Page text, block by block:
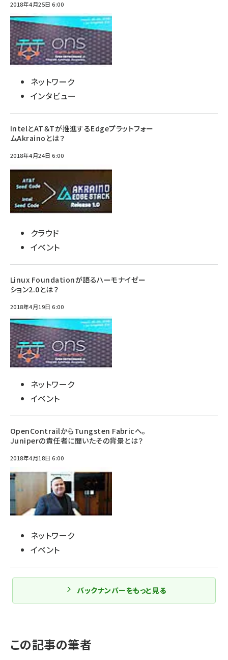
2018年4月25日 6:00
ネットワーク
インタビュー
IntelとAT＆Tが推進するEdgeプラットフォー
ムAkrainoとは？
2018年4月24日 6:00
クラウド
イベント
Linux Foundationが語るハーモナイゼー
ション2.0とは？
2018年4月19日 6:00
ネットワーク
イベント
OpenContrailからTungsten Fabricへ。
Juniperの責任者に聞いたその背景とは？
2018年4月18日 6:00
ネットワーク
イベント
バックナンバーをもっと見る
この記事の筆者